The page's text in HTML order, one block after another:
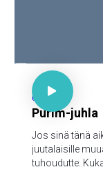
Est. 4:14

67
Purim-juhla
Jos sinä tänä
juutalaisille
tuhoudutte.